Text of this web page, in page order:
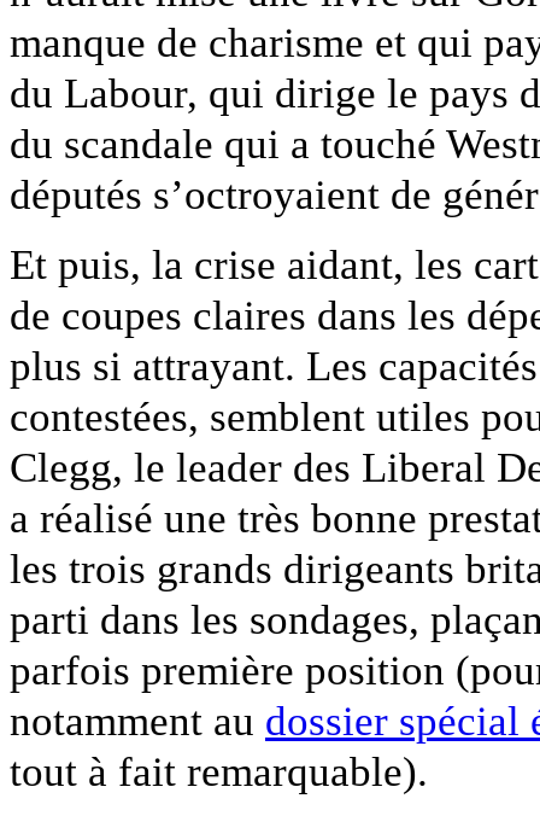
manque de charisme et qui
du Labour, qui dirige le pays
du scandale qui a touché
députés s’octroyaient de
Et puis, la crise aidant, les
de coupes claires dans les
plus si attrayant. Les
contestées, semblent utiles
Clegg, le leader des Liberal
a réalisé une très bonne
les trois grands dirigeants
parti dans les sondages,
parfois première position
notamment au dossier spécial
tout à fait remarquable).